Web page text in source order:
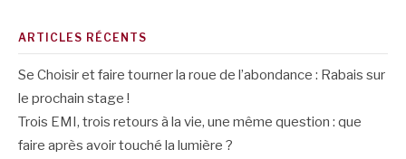
ARTICLES RÉCENTS
Se Choisir et faire tourner la roue de l’abondance : Rabais sur
le prochain stage !
Trois EMI, trois retours à la vie, une même question : que
faire après avoir touché la lumière ?